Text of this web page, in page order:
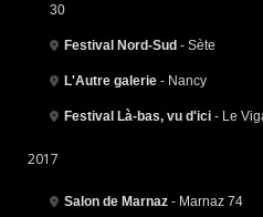
30
Festival Nord-Sud - Sète
L'Autre galerie - Nancy
Festival Là-bas, vu d'ici - Le
2017
Salon de Marnaz - Marnaz 74